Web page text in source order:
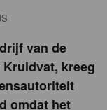
van de
kreeg
omdat het